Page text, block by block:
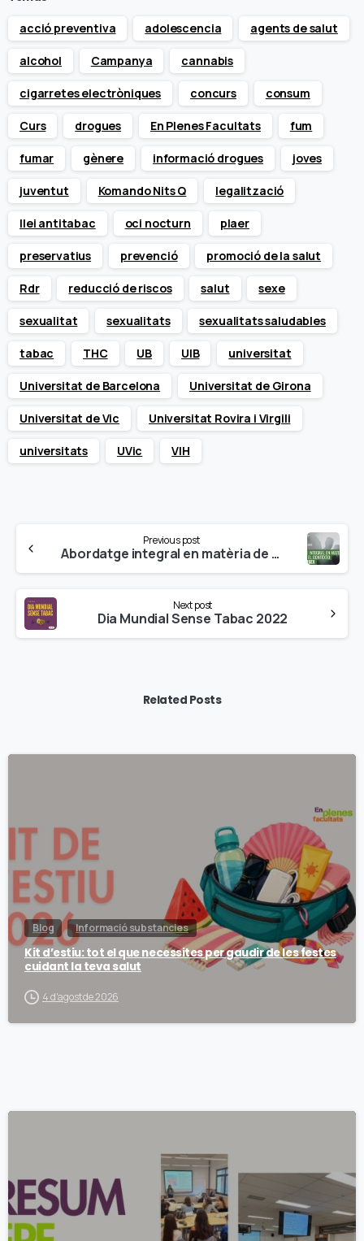
acció preventiva
adolescencia agents de salut
alcohol Campanya cannabis
cigarretes electròniques concurs consum
Curs drogues En Plenes Facultats fum
fumar gènere informació drogues joves
juventut Komando Nits Q legalització
llei antitabac oci nocturn plaer
preservatius prevenció promoció de la salut
Rdr reducció de riscos salut sexe
sexualitat sexualitats sexualitats saludables
tabac THC UB UIB universitat
Universitat de Barcelona Universitat de Girona
Universitat de Vic Universitat Rovira i Virgili
universitats UVic VIH
Reading
Previous post
Abordatge integral en matèria de salut en el context del chemsex- UNAD – València, 2 de juny
Next post
Dia Mundial Sense Tabac 2022
Related Posts
Blog Informació substancies
Kit d’estiu: tot el que necessites per gaudir de les festes
cuidant la teva salut
4 d'agost de 2026